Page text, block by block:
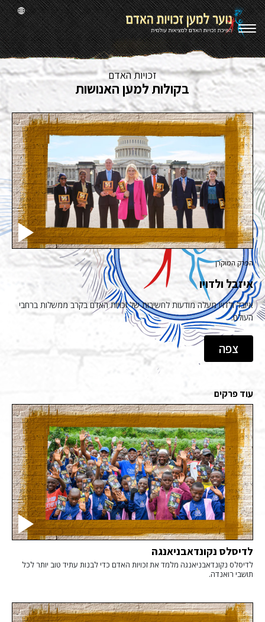
זכויות האדם
בקולות למען האנושות
הפרק המוקרן
איזבל ולדויו
איזבל ולדויו מעלה מודעות לחשיבות של זכויות האדם בקרב ממשלות ברחבי
העולם.
צפה
עוד פרקים
לדיסלס נקונדאבניאנגה
לדיסלס נקונדאבניאנגה מלמד את זכויות האדם כדי לבנות עתיד טוב יותר לכל
תושבי רואנדה.